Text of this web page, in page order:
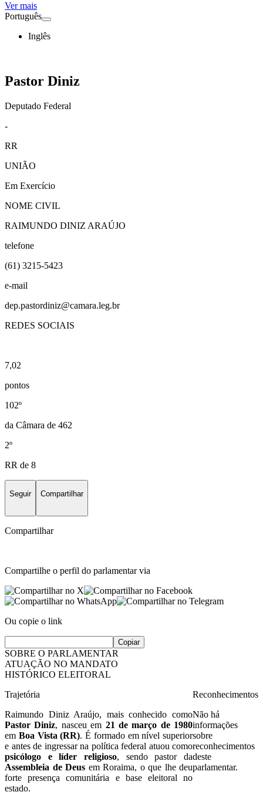
Ver mais
Português
Inglês
Pastor Diniz
Deputado Federal
-
RR
UNIÃO
Em Exercício
NOME CIVIL
RAIMUNDO DINIZ ARAÚJO
telefone
(61) 3215-5423
e-mail
dep.pastordiniz@camara.leg.br
REDES SOCIAIS
7,02
pontos
102º
da Câmara de 462
2º
RR de 8
Seguir Compartilhar
Compartilhar
Compartilhe o perfil do parlamentar via
Ou copie o link
Copiar
SOBRE O PARLAMENTAR
ATUAÇÃO NO MANDATO
HISTÓRICO ELEITORAL
Trajetória
Raimundo Diniz Araújo, mais conhecido como
Pastor Diniz, nasceu em 21 de março de 1980
em Boa Vista (RR). É formado em nível superior
e antes de ingressar na política federal atuou como
psicólogo e líder religioso, sendo pastor da
Assembleia de Deus em Roraima, o que lhe deu
forte presença comunitária e base eleitoral no
estado.
Reconhecimentos
Não há
informações
sobre
reconhecimentos
deste
parlamentar.